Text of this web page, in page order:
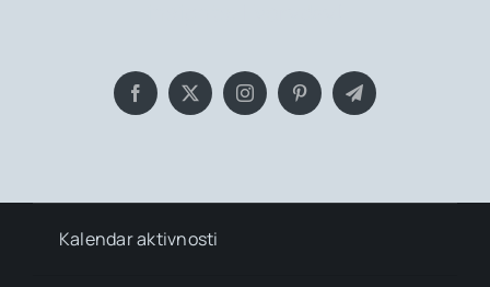
Kalendar aktivnosti